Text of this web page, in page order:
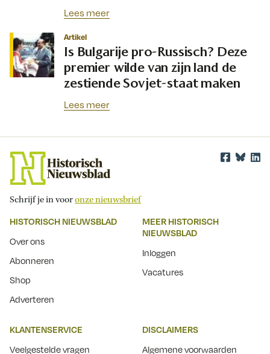
Lees meer
Artikel
Is Bulgarije pro-Russisch? Deze
premier wilde van zijn land de
zestiende Sovjet-staat maken
Lees meer
Schrijf je in vooronze nieuwsbrief
HISTORISCH NIEUWSBLAD
Over ons
Abonneren
Shop
Adverteren
MEER HISTORISCH
NIEUWSBLAD
Inloggen
Vacatures
KLANTENSERVICE
Veelgestelde vragen
DISCLAIMERS
Algemene voorwaarden